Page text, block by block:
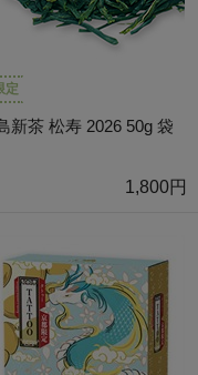
定
新茶 松寿 2026 50g 袋
1,800円